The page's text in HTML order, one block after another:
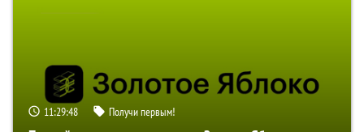
11:29:48 Получи первым!